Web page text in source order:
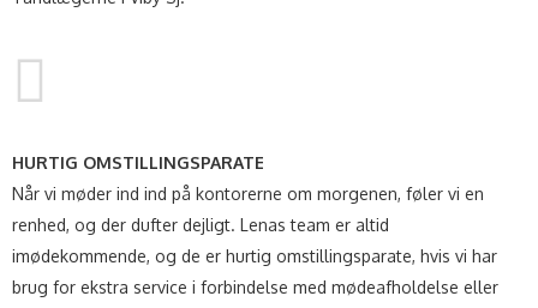
HURTIG OMSTILLINGSPARATE
Når vi møder ind ind på kontorerne om morgenen, føler vi en
renhed, og der dufter dejligt. Lenas team er altid
imødekommende, og de er hurtig omstillingsparate, hvis vi har
brug for ekstra service i forbindelse med mødeafholdelse eller